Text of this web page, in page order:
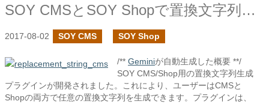
SOY CMSとSOY Shopで置換文字列生成プラグインを作成しました
2017-08-02 SOY CMS SOY Shop
/** Geminiが自動生成した概要 **/
SOY CMS/Shop用の置換文字列生成
プラグインが開発されました。これにより、ユーザーはCMSと
Shopの両方で任意の置換文字列を生成できます。プラグインは、